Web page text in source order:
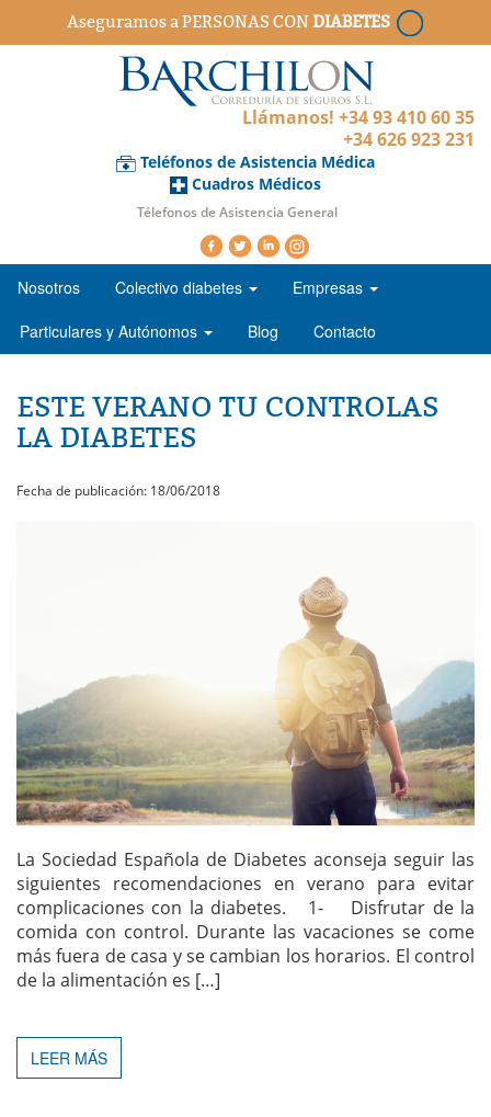
Aseguramos a PERSONAS CON DIABETES
Llámanos! +34 93 410 60 35
+34 626 923 231
Teléfonos de Asistencia Médica
Cuadros Médicos
Télefonos de Asistencia General
Nosotros Colectivo diabetes
Empresas
Particulares y Autónomos
Blog Contacto
ESTE VERANO TU CONTROLAS
LA DIABETES
Fecha de publicación: 18/06/2018
La Sociedad Española de Diabetes aconseja seguir las
siguientes recomendaciones en verano para evitar
complicaciones con la diabetes. 1- Disfrutar de la
comida con control. Durante las vacaciones se come
más fuera de casa y se cambian los horarios. El control
de la alimentación es […]
LEER MÁS